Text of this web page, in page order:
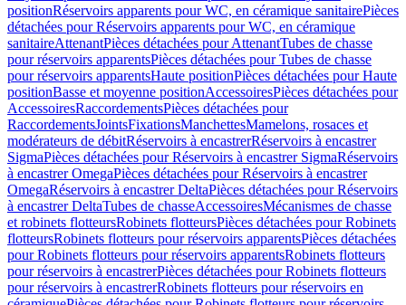
positionRéservoirs apparents pour WC, en céramique sanitairePièces
détachées pour Réservoirs apparents pour WC, en céramique
sanitaireAttenantPièces détachées pour AttenantTubes de chasse
pour réservoirs apparentsPièces détachées pour Tubes de chasse
pour réservoirs apparentsHaute positionPièces détachées pour Haute
positionBasse et moyenne positionAccessoiresPièces détachées pour
AccessoiresRaccordementsPièces détachées pour
RaccordementsJointsFixationsManchettesMamelons, rosaces et
modérateurs de débitRéservoirs à encastrerRéservoirs à encastrer
SigmaPièces détachées pour Réservoirs à encastrer SigmaRéservoirs
à encastrer OmegaPièces détachées pour Réservoirs à encastrer
OmegaRéservoirs à encastrer DeltaPièces détachées pour Réservoirs
à encastrer DeltaTubes de chasseAccessoiresMécanismes de chasse
et robinets flotteursRobinets flotteursPièces détachées pour Robinets
flotteursRobinets flotteurs pour réservoirs apparentsPièces détachées
pour Robinets flotteurs pour réservoirs apparentsRobinets flotteurs
pour réservoirs à encastrerPièces détachées pour Robinets flotteurs
pour réservoirs à encastrerRobinets flotteurs pour réservoirs en